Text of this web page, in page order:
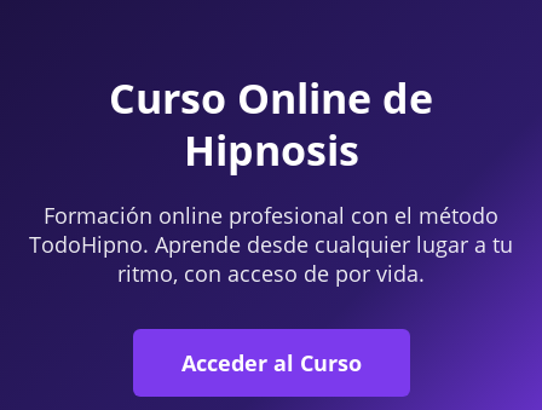
Curso Online de
Hipnosis
Formación online profesional con el método
TodoHipno. Aprende desde cualquier lugar a tu
ritmo, con acceso de por vida.
Acceder al Curso